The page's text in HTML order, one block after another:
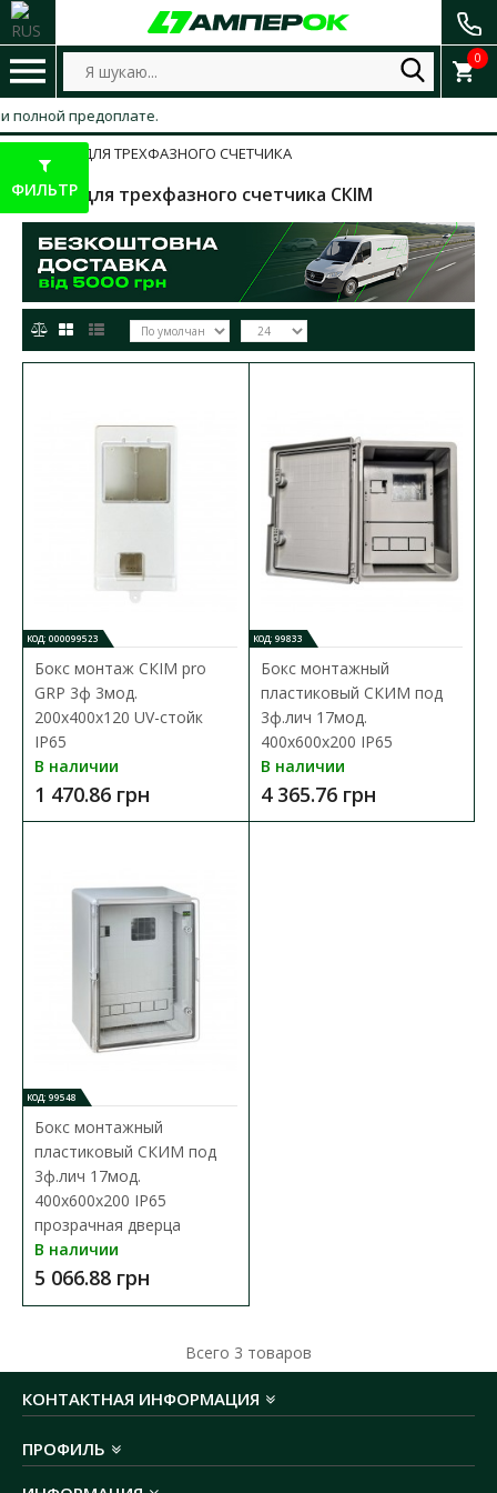
0
предоплате.
ЩИТЫ ДЛЯ ТРЕХФАЗНОГО СЧЕТЧИКА
Щиты для трехфазного счетчика СКІМ
Доступность: В наличии
С11801008 ) характеристики: Тип ..
1 470.86 грн
КОД: 000099523
Бокс монтаж СКІМ pro
GRP 3ф 3мод.
200х400х120 UV-стойк
IP65
В наличии
1 470.86 грн
КОД: 99833
Бокс монтажный
пластиковый СКИМ под
3ф.лич 17мод.
400х600х200 IP65
В наличии
4 365.76 грн
КОД: 99548
Бокс монтажный
пластиковый СКИМ под
3ф.лич 17мод.
400х600х200 IP65
прозрачная дверца
В наличии
5 066.88 грн
Всего 3 товаров
КОНТАКТНАЯ ИНФОРМАЦИЯ
ПРОФИЛЬ
ФИЛЬТР